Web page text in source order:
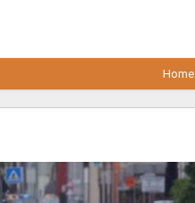
Home